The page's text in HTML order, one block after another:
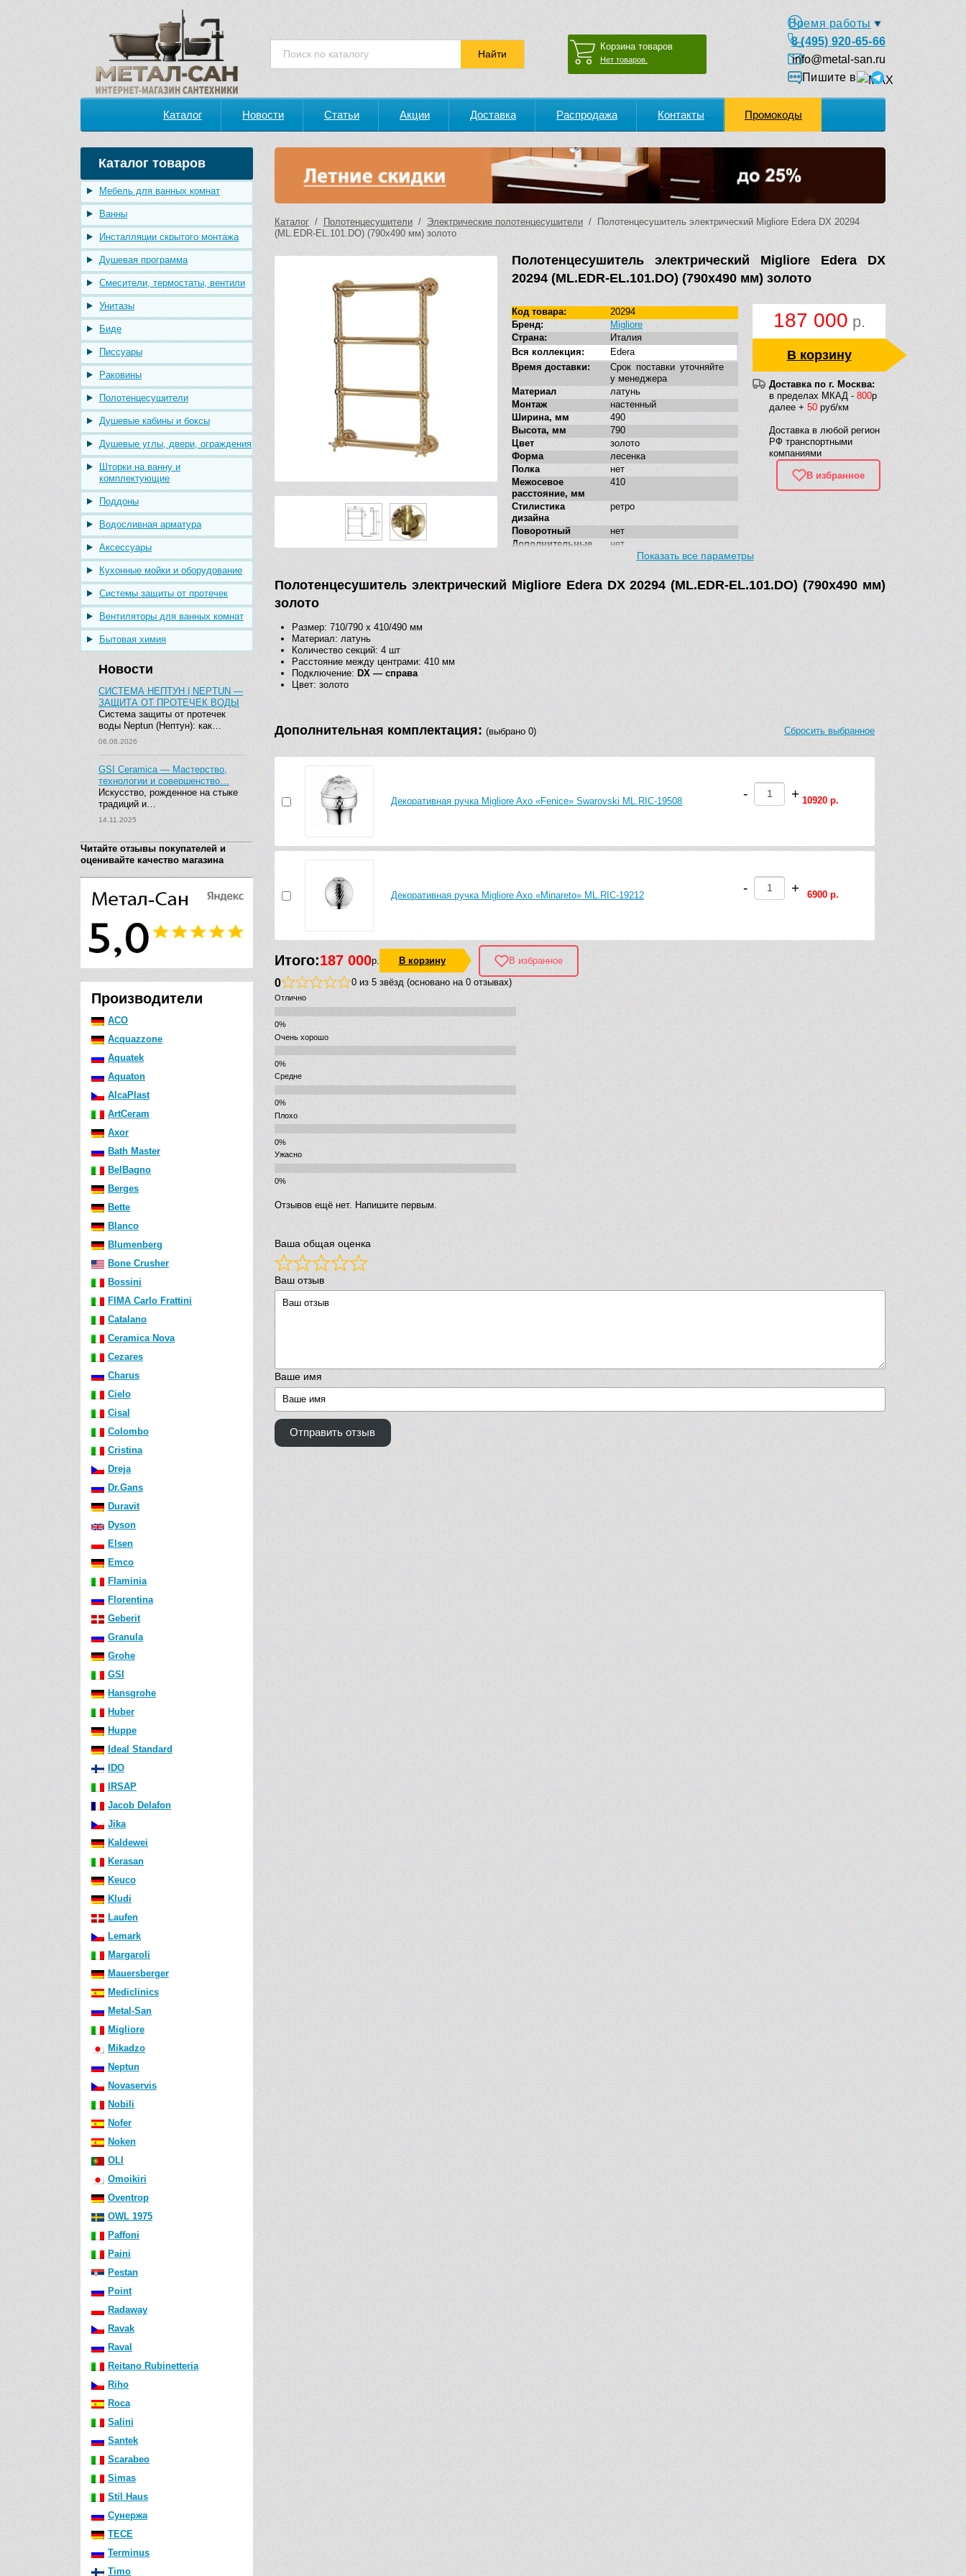
Корзина товаров
Нет товаров.
Время работы
8 (495) 920-65-66
info@metal-san.ru
Пишите в
Каталог Новости Статьи Акции Доставка Распродажа Контакты Промокоды
Каталог товаров
Мебель для ванных комнат
Ванны
Инсталляции скрытого монтажа
Душевая программа
Смесители, термостаты, вентили
Унитазы
Биде
Писсуары
Раковины
Полотенцесушители
Душевые кабины и боксы
Душевые углы, двери, ограждения
Шторки на ванну и
комплектующие
Поддоны
Водосливная арматура
Аксессуары
Кухонные мойки и оборудование
Системы защиты от протечек
Вентиляторы для ванных комнат
Бытовая химия
Новости
СИСТЕМА НЕПТУН | NEPTUN —
ЗАЩИТА ОТ ПРОТЕЧЕК ВОДЫ
Система защиты от протечек
воды Neptun (Нептун): как…
06.06.2026
GSI Ceramica — Мастерство,
технологии и совершенство…
Искусство, рожденное на стыке
традиций и…
14.11.2025
Читайте отзывы покупателей и
оценивайте качество магазина
Производители
ACO
Acquazzone
Aquatek
Aquaton
AlcaPlast
ArtCeram
Axor
Bath Master
BelBagno
Berges
Bette
Blanco
Blumenberg
Bone Crusher
Bossini
FIMA Carlo Frattini
Catalano
Ceramica Nova
Cezares
Charus
Cielo
Cisal
Colombo
Cristina
Dreja
Dr.Gans
Duravit
Dyson
Elsen
Emco
Flaminia
Florentina
Geberit
Granula
Grohe
GSI
Hansgrohe
Huber
Huppe
Ideal Standard
IDO
IRSAP
Jacob Delafon
Jika
Kaldewei
Kerasan
Keuco
Kludi
Laufen
Lemark
Margaroli
Mauersberger
Mediclinics
Metal-San
Migliore
Mikadzo
Neptun
Novaservis
Nobili
Nofer
Noken
OLI
Omoikiri
Oventrop
OWL 1975
Paffoni
Paini
Pestan
Point
Radaway
Ravak
Raval
Reitano Rubinetteria
Riho
Roca
Salini
Santek
Scarabeo
Simas
Stil Haus
Сунержа
TECE
Terminus
Timo
Каталог / Полотенцесушители / Электрические полотенцесушители / Полотенцесушитель электрический Migliore Edera DX 20294
(ML.EDR-EL.101.DO) (790х490 мм) золото
Полотенцесушитель электрический Migliore Edera DX
20294 (ML.EDR-EL.101.DO) (790х490 мм) золото
187 000 р.
В корзину
Доставка по г. Москва:
в пределах МКАД - 800р
далее + 50 руб/км
Доставка в любой регион
РФ транспортными
компаниями
В избранное
Код товара:
20294
Бренд:
Migliore
Страна:
Италия
Вся коллекция:
Edera
Время доставки:
Срок поставки уточняйте
у менеджера
Материал
латунь
Монтаж
настенный
Ширина, мм
490
Высота, мм
790
Цвет
золото
Форма
лесенка
Полка
нет
Межосевое
расстояние, мм
410
Стилистика
дизайна
ретро
Поворотный
нет
Дополнительные
нет
Показать все параметры
Полотенцесушитель электрический Migliore Edera DX 20294 (ML.EDR-EL.101.DO) (790х490 мм)
золото
Размер: 710/790 x 410/490 мм
Материал: латунь
Количество секций: 4 шт
Расстояние между центрами: 410 мм
Подключение: DX — справа
Цвет: золото
Дополнительная комплектация: (выбрано 0) Сбросить выбранное
Декоративная ручка Migliore Axo «Fenice» Swarovski ML.RIC-19508 - + 10920 р.
Декоративная ручка Migliore Axo «Minareto» ML.RIC-19212 - + 6900 р.
Итого:187 000р. В корзину В избранное
0 0 из 5 звёзд (основано на 0 отзывах)
Отлично
Очень хорошо
Средне
Плохо
Ужасно
Отзывов ещё нет. Напишите первым.
Ваша общая оценка
Ваш отзыв
Ваше имя
Отправить отзыв